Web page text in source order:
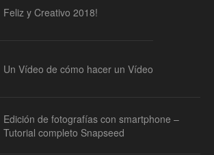
Feliz y Creativo 2018!
Un Vídeo de cómo hacer un Vídeo
Edición de fotografías con smartphone –
Tutorial completo Snapseed